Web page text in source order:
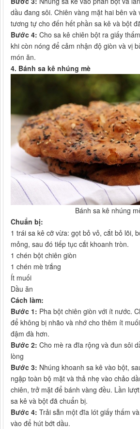
dầu đang sôi. Chiên vàng mặt hai bên và
tương tự cho đến hết phần sa kê và bột
Bước 4: Cho sa kê chiên bột ra giấy
khi còn nóng để cảm nhận độ giòn và vị
món ăn.
4. Bánh sa kê nhúng mè
Bánh sa kê nhúng
Chuẩn bị:
1 trái sa kê cỡ vừa: gọt bỏ vỏ, cắt bỏ lõi,
mỏng, sau đó tiếp tục cắt khoanh tròn.
1 chén bột chiên giòn
1 chén mè trắng
Ít muối
Dầu ăn
Cách làm:
Bước 1: Pha bột chiên giòn với ít nước.
để không bị nhão và nhớ cho thêm ít
đậm đà hơn.
Bước 2: Cho mè ra đĩa rộng và đun sôi
lòng
Bước 3: Nhúng khoanh sa kê vào bột,
ngập toàn bộ mặt và thả nhẹ vào chảo
chiên, trở mặt để bánh vàng đều. Lần
sa kê và bột đã chuẩn bị.
Bước 4: Trải sẵn một đĩa lót giấy thấm
vào để hút bớt dầu.